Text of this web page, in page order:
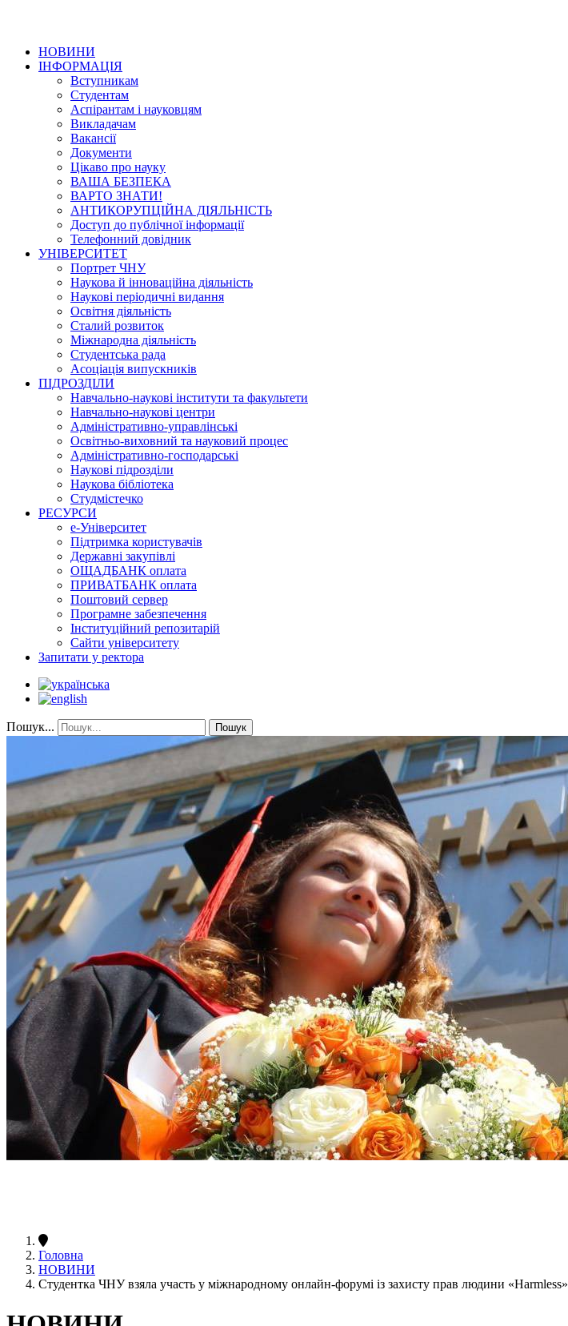
НОВИНИ
ІНФОРМАЦІЯ
Вступникам
Студентам
Аспірантам і науковцям
Викладачам
Вакансії
Документи
Цікаво про науку
ВАША БЕЗПЕКА
ВАРТО ЗНАТИ!
АНТИКОРУПЦІЙНА ДІЯЛЬНІСТЬ
Доступ до публічної інформації
Телефонний довідник
УНІВЕРСИТЕТ
Портрет ЧНУ
Наукова й інноваційна діяльність
Наукові періодичні видання
Освітня діяльність
Сталий розвиток
Міжнародна діяльність
Студентська рада
Асоціація випускників
ПІДРОЗДІЛИ
Навчально-наукові інститути та факультети
Навчально-наукові центри
Адміністративно-управлінські
Освітньо-виховний та науковий процес
Адміністративно-господарські
Наукові підрозділи
Наукова бібліотека
Студмістечко
РЕСУРСИ
е-Університет
Підтримка користувачів
Державні закупівлі
ОЩАДБАНК оплата
ПРИВАТБАНК оплата
Поштовий сервер
Програмне забезпечення
Інституційний репозитарій
Сайти університету
Запитати у ректора
Пошук... Пошук
Головна
НОВИНИ
Студентка ЧНУ взяла участь у міжнародному онлайн-форумі із захисту прав людини «Harmless»